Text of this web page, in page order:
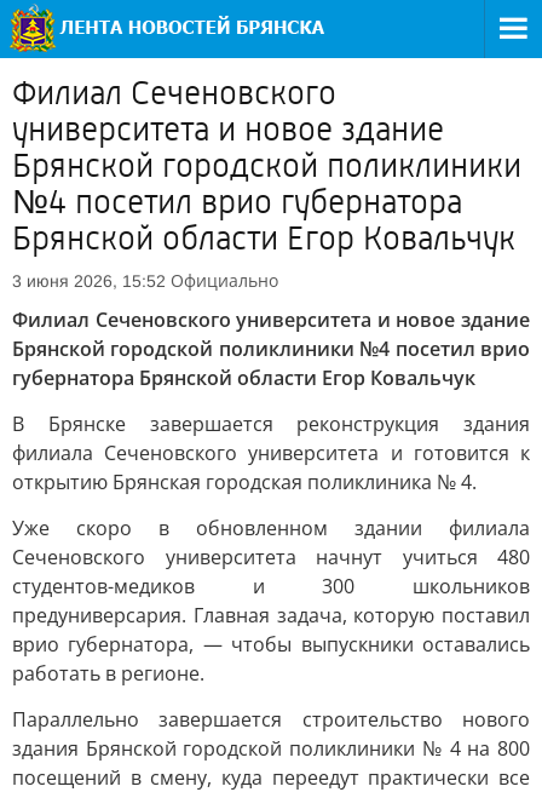
Филиал Сеченовского
университета и новое здание
Брянской городской поликлиники
№4 посетил врио губернатора
Брянской области Егор Ковальчук
3 июня 2026, 15:52 Официально
Филиал Сеченовского университета и новое здание
Брянской городской поликлиники №4 посетил врио
губернатора Брянской области Егор Ковальчук
В Брянске завершается реконструкция здания
филиала Сеченовского университета и готовится к
открытию Брянская городская поликлиника № 4.
Уже скоро в обновленном здании филиала
Сеченовского университета начнут учиться 480
студентов-медиков и 300 школьников
предуниверсария. Главная задача, которую поставил
врио губернатора, — чтобы выпускники оставались
работать в регионе.
Параллельно завершается строительство нового
здания Брянской городской поликлиники № 4 на 800
посещений в смену, куда переедут практически все